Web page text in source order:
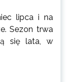
lipca i na
Sezon trwa
się lata, w